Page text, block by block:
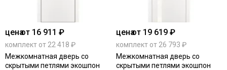
ценаот 16 911 ₽
комплект от 22 418 ₽
Межкомнатная дверь со
скрытыми петлями экошпон
ценаот 19 619 ₽
комплект от 26 793 ₽
Межкомнатная дверь со
скрытыми петлями экошпон